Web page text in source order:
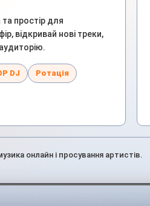
простір для
відкривай нові треки,
DJ Ротація
онлайн і просування артистів.